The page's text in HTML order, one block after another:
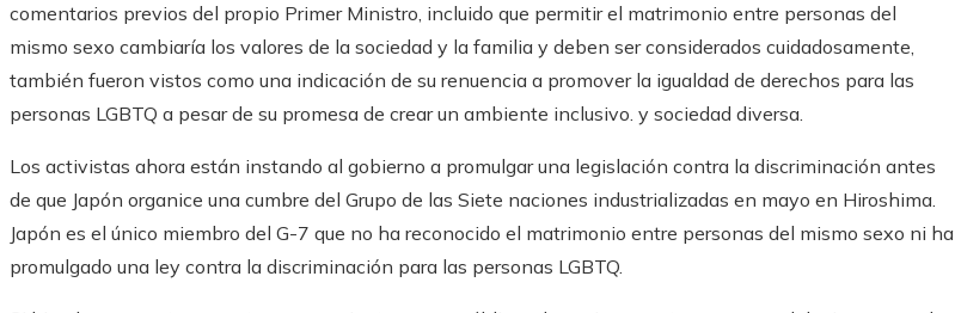
comentarios previos del propio Primer Ministro, incluido que permitir el matrimonio entre personas del
mismo sexo cambiaría los valores de la sociedad y la familia y deben ser considerados cuidadosamente,
también fueron vistos como una indicación de su renuencia a promover la igualdad de derechos para las
personas LGBTQ a pesar de su promesa de crear un ambiente inclusivo. y sociedad diversa.
Los activistas ahora están instando al gobierno a promulgar una legislación contra la discriminación antes
de que Japón organice una cumbre del Grupo de las Siete naciones industrializadas en mayo en Hiroshima.
Japón es el único miembro del G-7 que no ha reconocido el matrimonio entre personas del mismo sexo ni ha
promulgado una ley contra la discriminación para las personas LGBTQ.